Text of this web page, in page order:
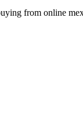
from online